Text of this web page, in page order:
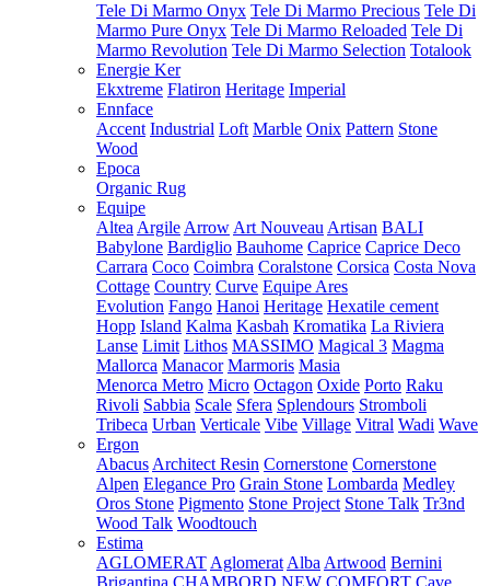
Tele Di Marmo Onyx Tele Di Marmo Precious Tele Di
Marmo Pure Onyx Tele Di Marmo Reloaded Tele Di
Marmo Revolution Tele Di Marmo Selection Totalook
Energie Ker
Ekxtreme Flatiron Heritage Imperial
Ennface
Accent Industrial Loft Marble Onix Pattern Stone
Wood
Epoca
Organic Rug
Equipe
Altea Argile Arrow Art Nouveau Artisan BALI
Babylone Bardiglio Bauhome Caprice Caprice Deco
Carrara Coco Coimbra Coralstone Corsica Costa Nova
Cottage Country Curve Equipe Ares
Evolution Fango Hanoi Heritage Hexatile cement
Hopp Island Kalma Kasbah Kromatika La Riviera
Lanse Limit Lithos MASSIMO Magical 3 Magma
Mallorca Manacor Marmoris Masia
Menorca Metro Micro Octagon Oxide Porto Raku
Rivoli Sabbia Scale Sfera Splendours Stromboli
Tribeca Urban Verticale Vibe Village Vitral Wadi Wave
Ergon
Abacus Architect Resin Cornerstone Cornerstone
Alpen Elegance Pro Grain Stone Lombarda Medley
Oros Stone Pigmento Stone Project Stone Talk Tr3nd
Wood Talk Woodtouch
Estima
AGLOMERAT Aglomerat Alba Artwood Bernini